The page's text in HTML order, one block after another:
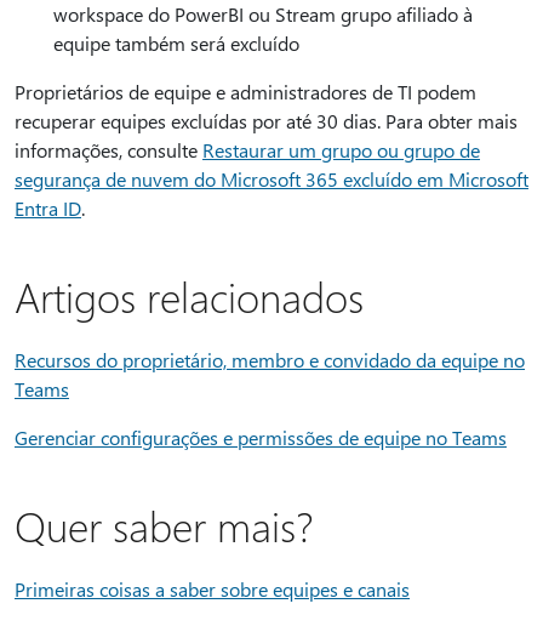
workspace do PowerBI ou Stream grupo afiliado à
equipe também será excluído
Proprietários de equipe e administradores de TI podem
recuperar equipes excluídas por até 30 dias. Para obter mais
informações, consulte Restaurar um grupo ou grupo de
segurança de nuvem do Microsoft 365 excluído em Microsoft
Entra ID.
Artigos relacionados
Recursos do proprietário, membro e convidado da equipe no
Teams
Gerenciar configurações e permissões de equipe no Teams
Quer saber mais?
Primeiras coisas a saber sobre equipes e canais